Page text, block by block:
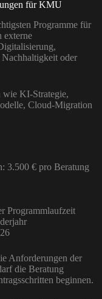
für KMU
Programme für
externe
Nachhaltigkeit oder
wie KI-Strategie,
Cloud-Migration
3.500 € pro Beratung
Programmlaufzeit
Anforderungen der
die Beratung
beginnen.